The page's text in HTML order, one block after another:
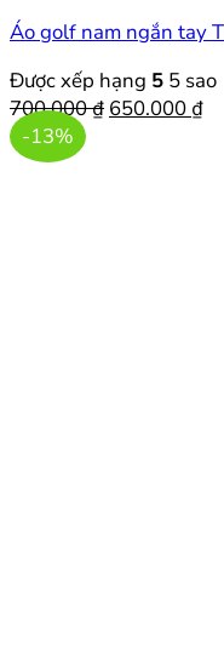
Áo golf nam ngắn tay
Được xếp hạng 5 5 sao
700.000₫ Giá
650.000 ₫Giá
-13%